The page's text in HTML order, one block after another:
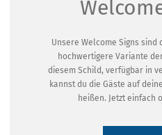
Unsere Welcome Signs
hochwertigere Variante
diesem Schild, verfügbar in
kannst du die Gäste auf
heißen. Jetzt einfach